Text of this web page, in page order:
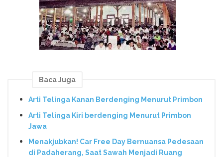
Baca Juga
Arti Telinga Kanan Berdenging Menurut Primbon
Arti Telinga Kiri berdenging Menurut Primbon
Jawa
Menakjubkan! Car Free Day Bernuansa Pedesaan
di Padaherang, Saat Sawah Menjadi Ruang